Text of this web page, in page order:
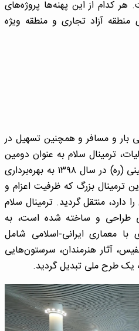
کدام از این پهنه‌ها پروژه‌های
منطقه آزاد تجاری و منطقه ویژه
بار و مسافر و همچنین تسهیل در
ترمینال سلام به عنوان دومین
ترمینال شهر فرودگاهی امام خمینی (ره) در سال ۱۳۹۸ به بهره‌برداری
ترمینال بزرگ که ظرفیت اعزام و
را دارد، منتقل گردید. ترمینال سلام
و ساخته شده است، به
با معماری ایرانی-اسلامی شامل
آثار هنرمندان، سرستون‌هایی
طرح ملی تبدیل گردید.